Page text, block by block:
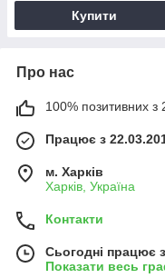
Купити
Про нас
100% позитивних з
Працює з
м. Харків
Харків, Україна
Контакти
Сьогодні працює
Показати весь